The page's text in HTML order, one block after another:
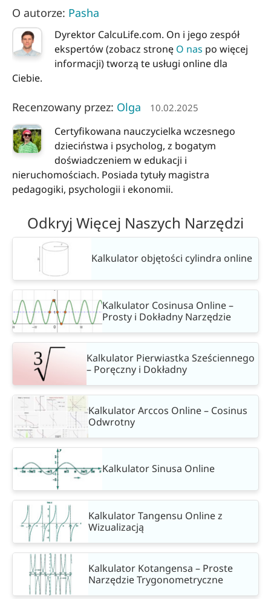
O autorze: Pasha
Dyrektor CalcuLife.com. On i jego zespół
ekspertów (zobacz stronę O nas po więcej
informacji) tworzą te usługi online dla
Ciebie.
Recenzowany przez: Olga 10.02.2025
Certyfikowana nauczycielka wczesnego
dzieciństwa i psycholog, z bogatym
doświadczeniem w edukacji i
nieruchomościach. Posiada tytuły magistra
pedagogiki, psychologii i ekonomii.
Odkryj Więcej Naszych Narzędzi
Kalkulator objętości cylindra online
Kalkulator Cosinusa Online –
Prosty i Dokładny Narzędzie
Kalkulator Pierwiastka Sześciennego
– Poręczny i Dokładny
Kalkulator Arccos Online – Cosinus
Odwrotny
Kalkulator Sinusa Online
Kalkulator Tangensu Online z
Wizualizacją
Kalkulator Kotangensa – Proste
Narzędzie Trygonometryczne